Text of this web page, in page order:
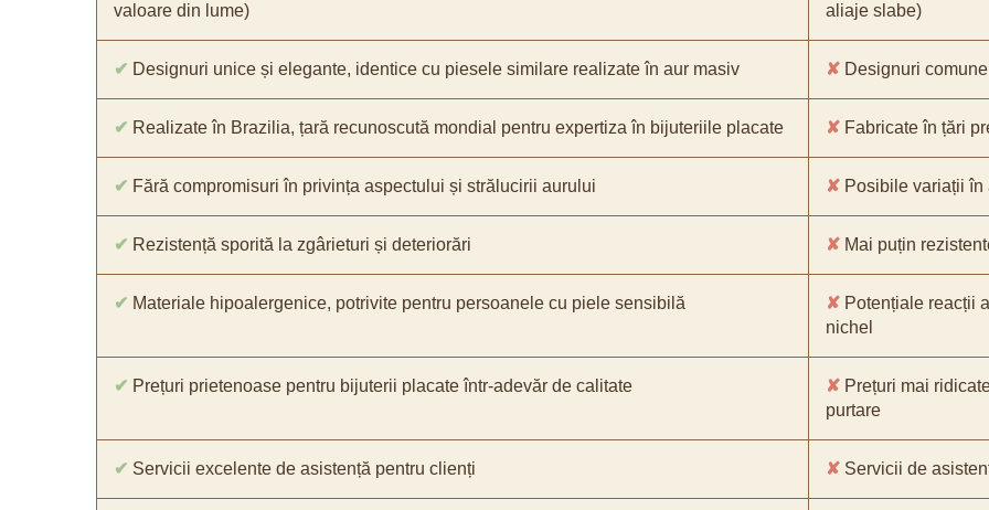
valoare din lume)
aliaje slabe)
✔ Designuri unice și elegante, identice cu piesele similare realizate în aur masiv ✘ Designuri
✔ Realizate în Brazilia, țară recunoscută mondial pentru expertiza în bijuteriile placate ✘ Fabricate în țări
✔ Fără compromisuri în privința aspectului și strălucirii aurului ✘ Posibile variații
✔ Rezistență sporită la zgârieturi și deteriorări ✘ Mai puțin
✔ Materiale hipoalergenice, potrivite pentru persoanele cu piele sensibilă ✘ Potențiale reacții
nichel
✔ Prețuri prietenoase pentru bijuterii placate într-adevăr de calitate ✘ Prețuri mai
purtare
✔ Servicii excelente de asistență pentru clienți ✘ Servicii de